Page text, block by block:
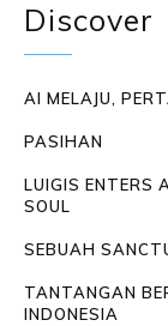
Discover
AI MELAJU,
PASIHAN
LUIGIS ENTERS
SOUL
SEBUAH
TANTANGAN
INDONESIA